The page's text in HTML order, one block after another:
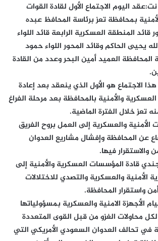
نت:عقد اليوم الاجتماع الأول لقادة القوات
بمحافظة تعز برئاسة المحافظ عبده
المنطقة العسكرية الرابعة قائد اللواء
يحيى الحاكم وقائد المحور اللواء حمود
العميد أمين البحر وعدد من القادة
الاجتماع هو الأول الذي ينعقد بعد إعادة
والأمنية بالمحافظة بعد مرحلة الفراغ
تعز خلال الفترة الماضية.
الأمنية والعسكرية إلى العمل بروح الفريق
عن المحافظة وإفشال مشاريع العدوان
والاستقرار فيها.
قادة المؤسسات العسكرية والأمنية إلى
الأمنية والعسكرية والتصدي للاختلالات
واستقرار المحافظة.
الأجهزة الامنية والعسكرية بمسؤولياتها
محاولات الغزو من قبل القوى المتعددة
في تحالف العدوان السعودي الأمريكي التي